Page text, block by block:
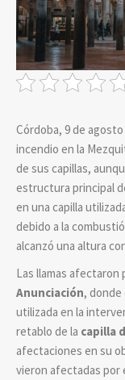
Córdoba, 9 de
incendio en la
de sus capillas,
estructura principal
en una capilla
debido a la
alcanzó una altura
Las llamas afectaron
Anunciación, donde
utilizada en la
retablo de la capilla
afectaciones en su
vieron afectadas por